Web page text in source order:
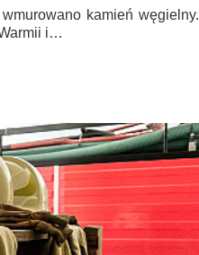
kamień węgielny.
i…